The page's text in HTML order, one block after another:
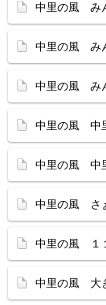
中里の風 み
中里の風 み
中里の風 み
中里の風 中
中里の風 中
中里の風 さ
中里の風 １
中里の風 大